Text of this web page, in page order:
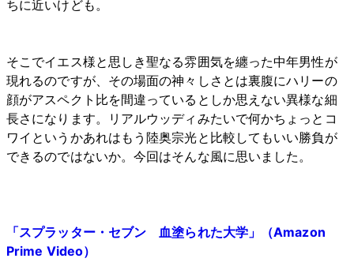
ちに近いけども。
そこでイエス様と思しき聖なる雰囲気を纏った中年男性が
現れるのですが、その場面の神々しさとは裏腹にハリーの
顔がアスペクト比を間違っているとしか思えない異様な細
長さになります。リアルウッディみたいで何かちょっとコ
ワイというかあれはもう陸奥宗光と比較してもいい勝負が
できるのではないか。今回はそんな風に思いました。
「スプラッター・セブン 血塗られた大学」（Amazon
Prime Video）